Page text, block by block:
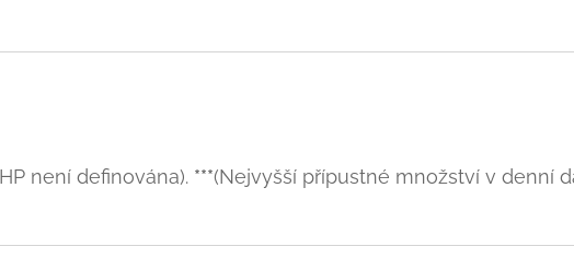
není definována). ***(Nejvyšší přípustné množství v denní